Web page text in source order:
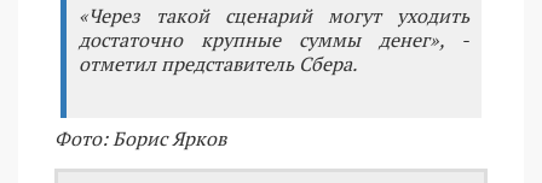
«Через такой сценарий могут уходить
достаточно крупные суммы денег», -
отметил представитель Сбера.
Фото: Борис Ярков